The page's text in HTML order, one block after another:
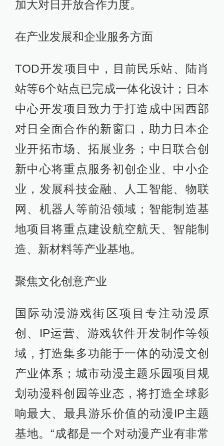
加大对日开放合作力度。
在产业发展和企业服务方面
TOD开发项目中，目前民乐站、陆肖
站等6个站点已完成一体化设计；日本
中心开发项目致力于打造成中国西部
对日全面合作的新窗口，助力日本企
业开拓市场、拓展业务；中日联合创
新中心将重点服务初创企业、中小企
业，发展科技金融、人工智能、物联
网、机器人等前沿领域；智能制造基
地项目将重点建设航空航天、智能制
造、新材料等产业基地。
聚焦文化创意产业
国际动漫游戏街区项目专注动漫原
创、IP运营、游戏软件开发制作等领
域，打造集多功能于一体的动漫文创
产业体系；城市动漫主题乐园项目规
划动漫科创园等业态，将打造全球影
响最大、最具游乐价值的动漫IP主题
基地。“成都是一个对动漫产业有非常